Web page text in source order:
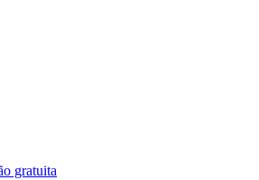
gratuita